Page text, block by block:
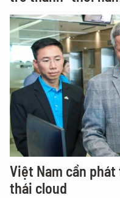
Việt Nam cần
thái cloud